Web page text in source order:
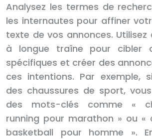
Analysez les termes de
les internautes pour affiner
texte de vos annonces.
à longue traîne pour cibler
spécifiques et créer des
ces intentions. Par exemple,
des chaussures de sport,
des mots-clés comme «
running pour marathon » ou «
basketball pour homme ».